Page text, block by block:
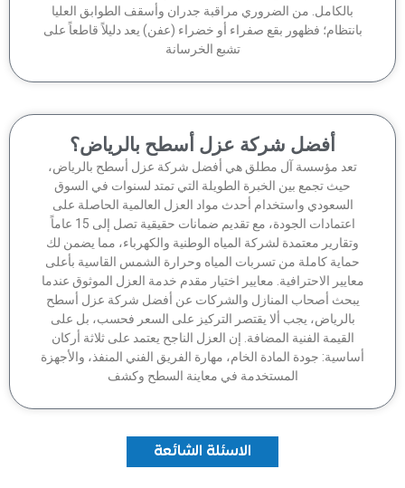
بالكامل. من الضروري مراقبة جدران وأسقف الطوابق العليا
فظهور بقع صفراء أو خضراء (عفن) يعد دليلاً قاطعاً على
تشبع الخرسانة
أفضل شركة عزل أسطح بالرياض؟
تعد مؤسسة آل مطلق هي أفضل شركة عزل أسطح بالرياض،
حيث تجمع بين الخبرة الطويلة التي تمتد لسنوات في السوق
السعودي واستخدام أحدث مواد العزل العالمية الحاصلة على
اعتمادات الجودة، مع تقديم ضمانات حقيقية تصل إلى 15 عاماً
وتقارير معتمدة لشركة المياه الوطنية والكهرباء، مما يضمن لك
حماية كاملة من تسربات المياه وحرارة الشمس القاسية بأعلى
الاحترافية. معايير اختيار مقدم خدمة العزل الموثوق عندما
يبحث أصحاب المنازل والشركات عن أفضل شركة عزل أسطح
بالرياض، يجب ألا يقتصر التركيز على السعر فحسب، بل على
القيمة الفنية المضافة. إن العزل الناجح يعتمد على ثلاثة أركان
جودة المادة الخام، مهارة الفريق الفني المنفذ، والأجهزة
المستخدمة في معاينة السطح وكشف
الاسئلة الشائعة